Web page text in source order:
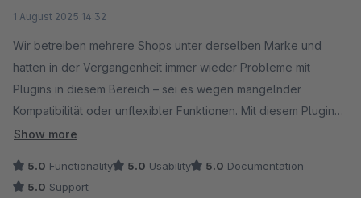
1 August 2025 14:32
Wir betreiben mehrere Shops unter derselben Marke und
hatten in der Vergangenheit immer wieder Probleme mit
Plugins in diesem Bereich – sei es wegen mangelnder
Kompatibilität oder unflexibler Funktionen. Mit diesem Plugin
hat sich das zum Glück geändert. Es lässt sich einfach
und spart uns enorm viel Zeit.
Show more
5.0 Functionality 5.0 Usability 5.0 Documentation
5.0 Support